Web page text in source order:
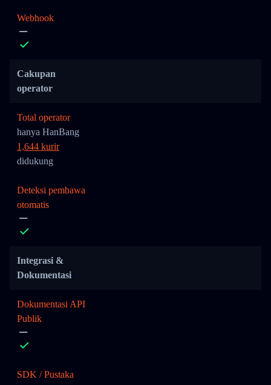
Webhook
Cakupan
operator
Total operator
hanya HanBang
1,644 kurir
didukung
Deteksi pembawa
otomatis
Integrasi &
Dokumentasi
Dokumentasi API
Publik
SDK / Pustaka